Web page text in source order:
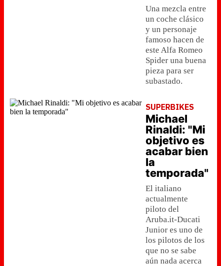
Una mezcla entre
un coche clásico
y un personaje
famoso hacen de
este Alfa Romeo
Spider una buena
pieza para ser
subastado.
SUPERBIKES
Michael
Rinaldi: "Mi
objetivo es
acabar bien
la
temporada"
El italiano
actualmente
piloto del
Aruba.it-Ducati
Junior es uno de
los pilotos de los
que no se sabe
aún nada acerca